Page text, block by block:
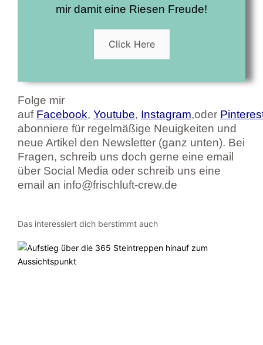
mir damit eine Riesen Freude!
Click Here
Folge mir
auf Facebook, Youtube, Instagram,oder
abonniere für regelmäßige Neuigkeiten und
neue Artikel den Newsletter (ganz unten). Bei
Fragen, schreib uns doch gerne eine email
über Social Media oder schreib uns eine
email an info@frischluft-crew.de
Das interessiert dich berstimmt auch